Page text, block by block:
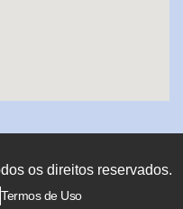
os direitos reservados.
Termos de Uso